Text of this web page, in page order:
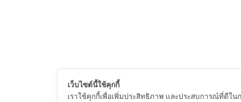
เว็บไซต์นี้ใช้คุกกี้
เราใช้คุกกี้เพื่อเพิ่มประสิทธิภาพ และประสบการณ์ที่ดีใ